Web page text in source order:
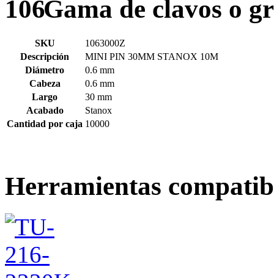
Gama de clavos o
SKU
1063000Z
Descripción
MINI PIN 30MM STANOX 10M
Diámetro
0.6 mm
Cabeza
0.6 mm
Largo
30 mm
Acabado
Stanox
Cantidad por caja 10000
Herramientas